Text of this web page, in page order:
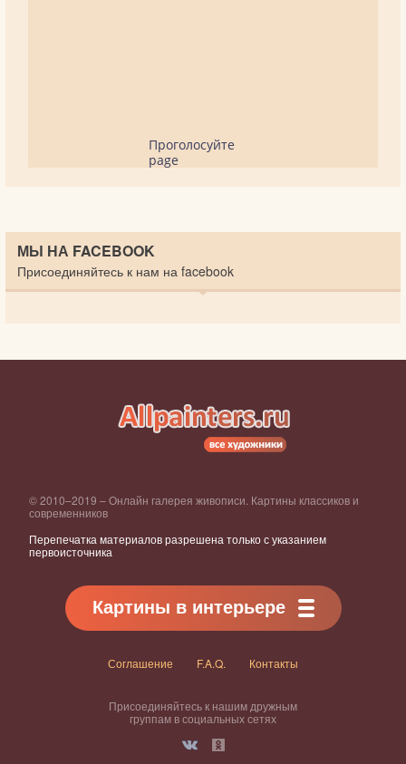
Проголосуйте
page
МЫ НА FACEBOOK
Присоединяйтесь к нам на facebook
© 2010–2019 – Онлайн галерея живописи. Картины классиков и
современников
Перепечатка материалов разрешена только с указанием
первоисточника
Картины в интерьере
Соглашение F.A.Q. Контакты
Присоединяйтесь к нашим дружным
группам в социальных сетях